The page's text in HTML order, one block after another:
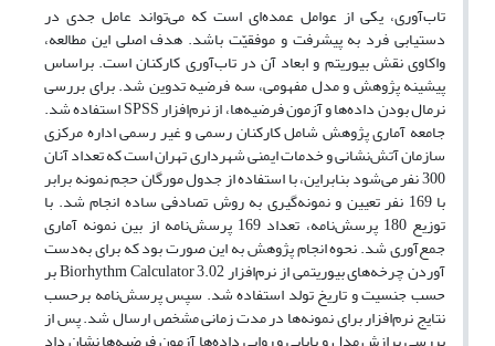
تاب‌آوری، یکی از عوامل عمده‌ای است که می‌تواند عامل جدی در
دستیابی فرد به پیشرفت و موفقیّت باشد. هدف اصلی این مطالعه،
واکاوی نقش بیوریتم و ابعاد آن در تاب‌آوری کارکنان است. براساس
پیشینه پژوهش و مدل مفهومی، سه فرضیه تدوین شد. برای بررسی
نرمال بودن داده‌ها و آزمون فرضیه‌ها، از نرم‌افزار SPSS استفاده شد.
جامعه آماری پژوهش شامل کارکنان رسمی و غیر رسمی اداره مرکزی
سازمان آتش‌نشانی و خدمات ایمنی شهرداری تهران است‌ که تعداد آنان
300 نفر می‌شود بنابراین، با استفاده از جدول مورگان حجم نمونه برابر
با 169 نفر تعیین و نمونه‌گیری به روش تصادفی ساده انجام شد. با
توزیع 180 پرسش‌نامه، تعداد 169 پرسش‌نامه از بین نمونه آماری
جمع‌آوری شد. نحوه انجام پژوهش به این صورت بود که برای‌ به‌دست
آوردن چرخه‌های بیوریتمی از نرم‌افزار Biorhythm Calculator 3.02 بر
حسب جنسیت و تاریخ تولد استفاده شد. سپس پرسش‌نامه برحسب
نتایج نرم‌افزار برای نمونه‌ها در مدت زمانی مشخص ارسال شد. پس از